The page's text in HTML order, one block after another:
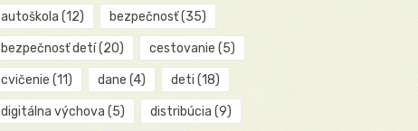
autoškola (12) bezpečnosť(35)
bezpečnosť detí(20) cestovanie (5)
cvičenie (11) dane (4) deti (18)
digitálna výchova (5) distribúcia (9)